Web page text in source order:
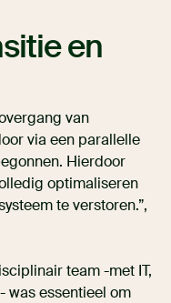
en
van
via een parallelle
Hierdoor
optimaliseren
te verstoren.”,
team -met IT,
was essentieel om